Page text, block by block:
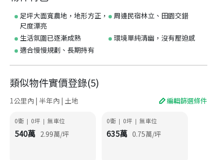
足坪大面寬農地，地形方正，
尺度漂亮
周邊民宿林立、田園交錯
生活氛圍已逐漸成熟
環境單純清幽，沒有壓迫感
適合慢慢規劃、長期持有
類似物件實價登錄(5)
1公里內 | 半年內 | 土地 編輯篩選條件
0衛 | 0坪 | 無車位
540萬 2.99萬/坪
0衛 | 0坪 | 無車位
635萬 0.75萬/坪